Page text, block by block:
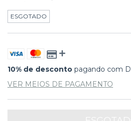
ESGOTADO
10% de desconto pagando com
VER MEIOS DE PAGAMENTO